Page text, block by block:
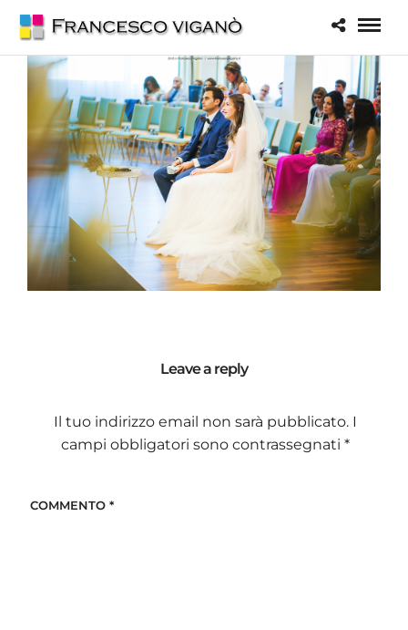
Leave a reply
Il tuo indirizzo email non sarà pubblicato. I
campi obbligatori sono contrassegnati *
COMMENTO *